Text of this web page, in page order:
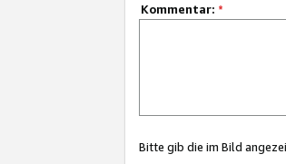
Kommentar: *
Bitte gib die im Bild